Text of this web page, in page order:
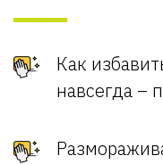
Как
навсегда –